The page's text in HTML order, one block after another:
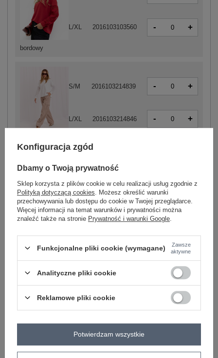
bordowy
L/XL 2016103103560 - +
S/M 2016103214839 - +
L/XL 2016103214846 - +
L/XL 2016103103973 -
Konfiguracja zgód
Dbamy o Twoją prywatność
Sklep korzysta z plików cookie w celu realizacji usług zgodnie z
Polityką dotyczącą cookies . Możesz określić warunki
przechowywania lub dostępu do cookie w Twojej przeglądarce.
Więcej informacji na temat warunków i prywatności można
znaleźć także na stronie Prywatność i warunki Google
Funkcjonalne pliki cookie (wymagane)
Zawsze
aktywne
Analityczne pliki cookie
Reklamowe pliki cookie
Potwierdzam wszystkie